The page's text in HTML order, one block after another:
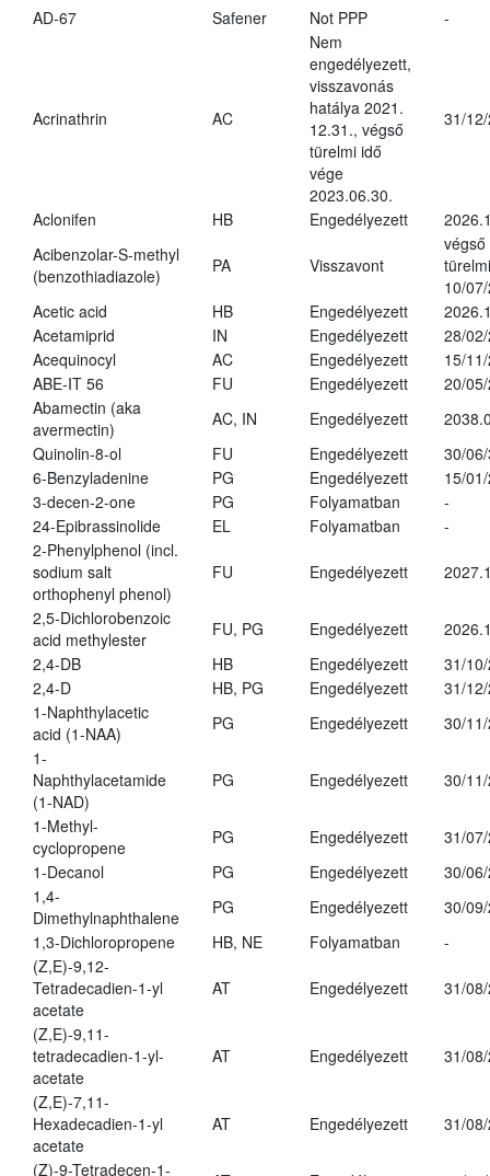
AD-67
Safener Not PPP -
Acrinathrin AC
Nem
engedélyezett,
visszavonás
hatálya 2021.
12.31., végső
türelmi idő
vége
2023.06.30.
31/
Aclonifen HB Engedélyezett
Acibenzolar-S-methyl
(benzothiadiazole)
PA Visszavont
végső
10/
Acetic acid
HB Engedélyezett
Acetamiprid
IN Engedélyezett
28/
Acequinocyl
AC Engedélyezett
15/
ABE-IT 56
FU Engedélyezett
20/
Abamectin (aka
avermectin)
AC, IN Engedélyezett
Quinolin-8-ol
FU Engedélyezett
30/
6-Benzyladenine
PG Engedélyezett
15/
3-decen-2-one
PG Folyamatban
-
24-Epibrassinolide
EL Folyamatban
-
2-Phenylphenol (incl.
sodium salt
orthophenyl phenol)
FU Engedélyezett
2,5-Dichlorobenzoic
acid methylester
FU, PG Engedélyezett
2,4-DB
HB Engedélyezett
31/
2,4-D
HB, PG Engedélyezett
31/
1-Naphthylacetic
acid (1-NAA)
PG Engedélyezett
30/
1-
Naphthylacetamide
(1-NAD)
PG Engedélyezett 30/
1-Methyl-
cyclopropene
PG Engedélyezett
31/
1-Decanol
PG Engedélyezett
30/
1,4-
Dimethylnaphthalene
PG Engedélyezett
30/
1,3-Dichloropropene
HB, NE Folyamatban
-
(Z,E)-9,12-
Tetradecadien-1-yl
acetate
AT Engedélyezett 31/
(Z,E)-9,11-
tetradecadien-1-yl-
acetate
AT Engedélyezett 31/
(Z,E)-7,11-
Hexadecadien-1-yl
acetate
AT Engedélyezett 31/
(Z)-9-Tetradecen-1-